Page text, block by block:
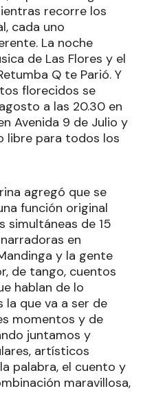
recorre los
cada uno
La noche
de Las Flores y el
Q te Parió. Y
florecidos se
a las 20.30 en
Avenida 9 de Julio y
libre para todos los
agregó que se
función original
simultáneas de 15
en
y la gente
de tango, cuentos
hablan de lo
la que va a ser de
momentos y de
juntamos y
artísticos
palabra, el cuento y
maravillosa,